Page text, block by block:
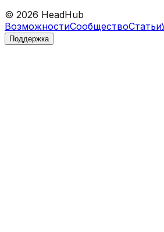
© 2026 HeadHub
ВозможностиСообществоСтатьи
Поддержка